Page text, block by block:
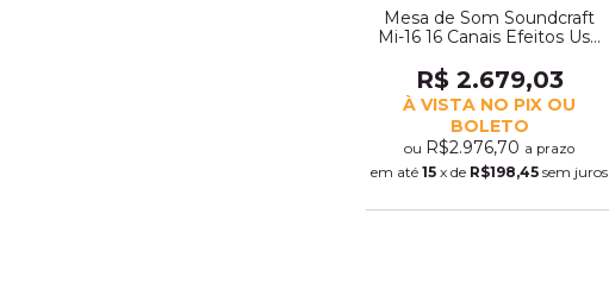
Mesa de Som Soundcraft
Mi-16 16 Canais Efeitos Usb
R$ 2.679,03
À VISTA NO PIX OU
BOLETO
ou R$2.976,70 a prazo
em até15 x de R$198,45 sem juros